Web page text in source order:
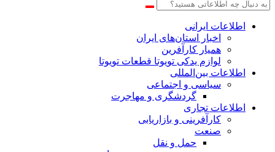
اطلاعات‌ ‎ایرانی
اخبار استان‌های ایران
همیار کارآفرین
لوازم یدکی تویوتا قطعات تویوتا
اطلاعات بین‌المللی
سیاسی و اجتماعی
گردشگری و مهاجرت
اطلاعات تجاری
کارآفرینی و بازاریابی
صنعت
حمل و نقل